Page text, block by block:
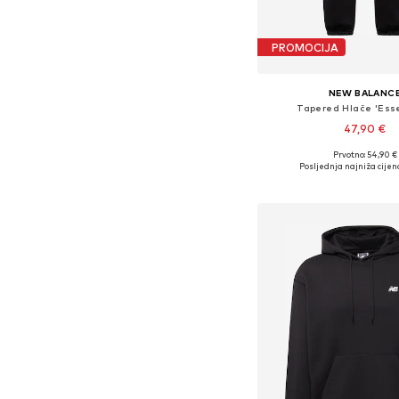
PROMOCIJA
NEW
Tapered Hlače
47,90 €
Dostupno u više
Prvotno: 54,90 €
Posljednja najniža